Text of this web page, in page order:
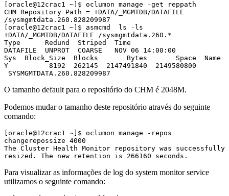
[oracle@12crac1 ~]$ oclumon manage -get reppath
CHM Repository Path = +DATA/_MGMTDB/DATAFILE
/sysmgmtdata.260.828209987
[oracle@12crac1 ~]$ asmcmd  ls -ls
+DATA/_MGMTDB/DATAFILE /sysmgmtdata.260.*
Type      Redund  Striped  Time
DATAFILE  UNPROT  COARSE   NOV 06 14:00:00
Sys  Block_Size  Blocks       Bytes       Space  Name
Y          8192  262145  2147491840  2149580800
SYSMGMTDATA.260.828209987
O tamanho default para o repositório do CHM é 2048M.
Podemos mudar o tamanho deste repositório através do seguinte
comando:
[oracle@12crac1 ~]$ oclumon manage -repos
changerepossize 4000
The Cluster Health Monitor repository was successfully
resized. The new retention is 266160 seconds.
Para visualizar as informações de log do system monitor service
utilizamos o seguinte comando: